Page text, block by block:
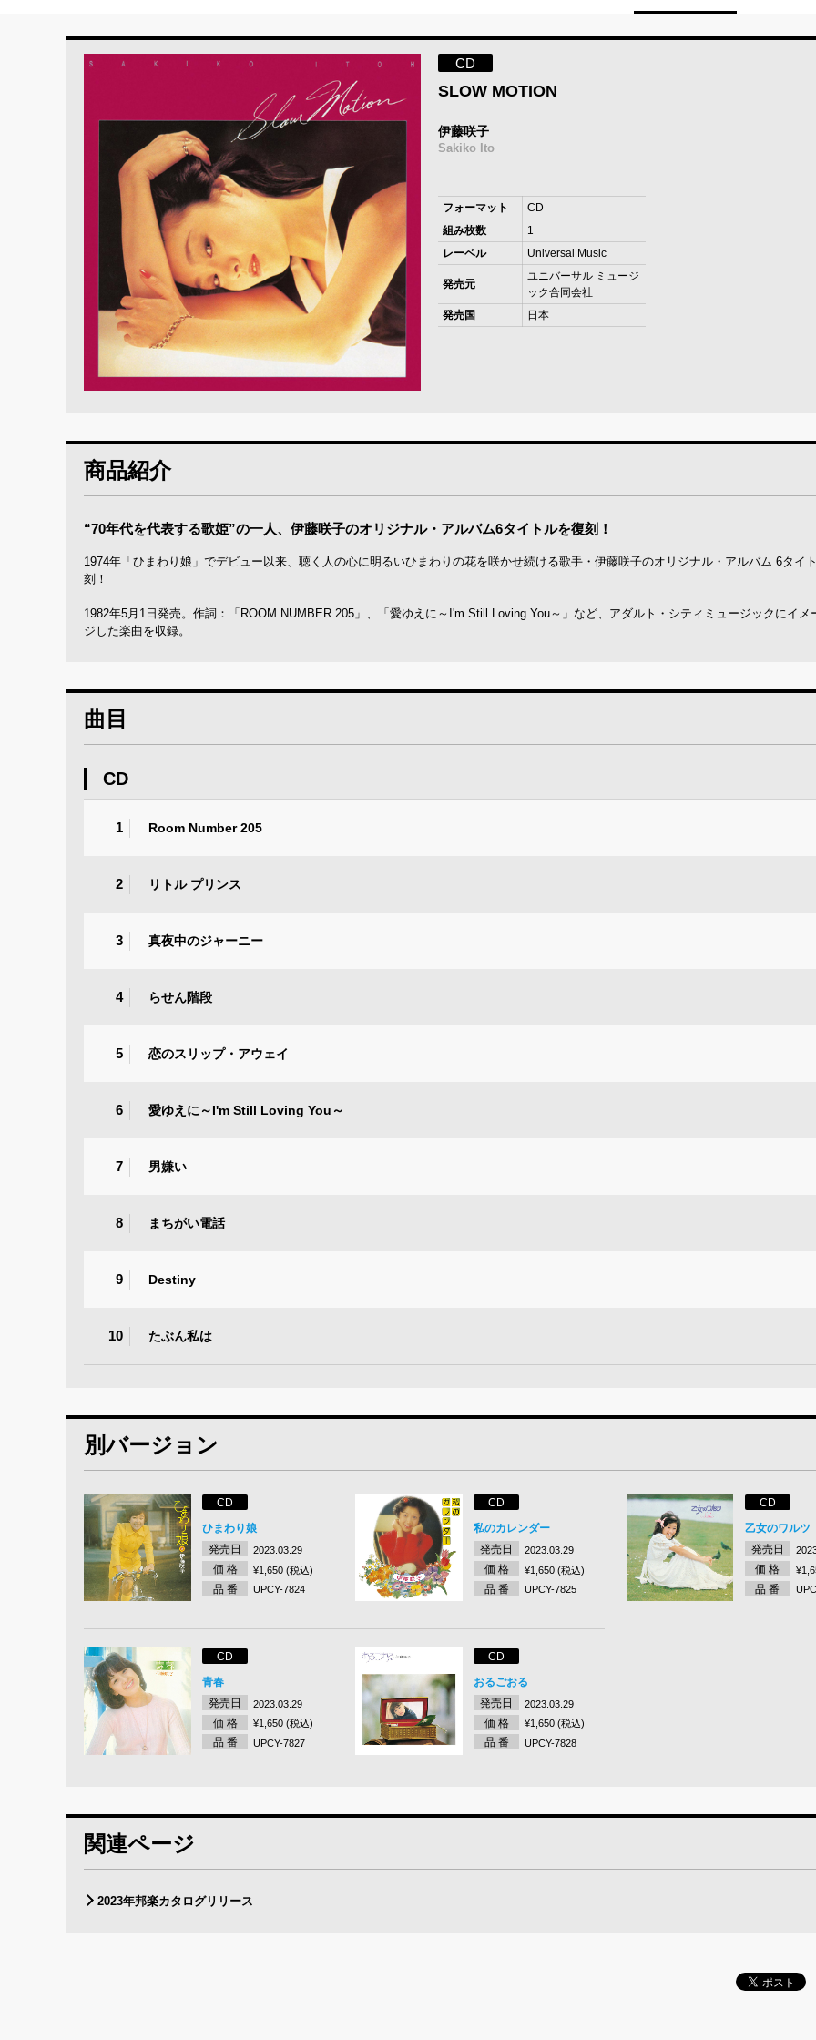
CD
SLOW MOTION
伊藤咲子
Sakiko Ito
フォーマット
CD
組み枚数
1
レーベル
Universal Music
発売元
ユニバーサル ミュージ
ック合同会社
発売国
日本
商品紹介
“70年代を代表する歌姫”の一人、伊藤咲子のオリジナル・アルバム6タイトルを復刻！
1974年「ひまわり娘」でデビュー以来、聴く人の心に明るいひまわりの花を咲かせ続ける歌手・伊藤咲子のオリジナル・アルバム 6タイ
刻！
1982年5月1日発売。作詞：「ROOM NUMBER 205」、「愛ゆえに～I'm Still Loving You～」など、アダルト・シティミュージックにイメ
ジした楽曲を収録。
曲目
CD
1 Room Number 205
2 リトル プリンス
3 真夜中のジャーニー
4 らせん階段
5 恋のスリップ・アウェイ
6 愛ゆえに～I'm Still Loving You～
7 男嫌い
8 まちがい電話
9 Destiny
10 たぶん私は
別バージョン
CD
ひまわり娘
発売日
2023.03.29
価 格 ¥1,650 (税込)
品 番 UPCY-7824
CD
私のカレンダー
発売日
2023.03.29
価 格 ¥1,650 (税込)
品 番 UPCY-7825
CD
乙女のワルツ
発売日
価 格
品 番
CD
青春
発売日
2023.03.29
価 格 ¥1,650 (税込)
品 番 UPCY-7827
CD
おるごおる
発売日
2023.03.29
価 格 ¥1,650 (税込)
品 番 UPCY-7828
関連ページ
2023年邦楽カタログリリース